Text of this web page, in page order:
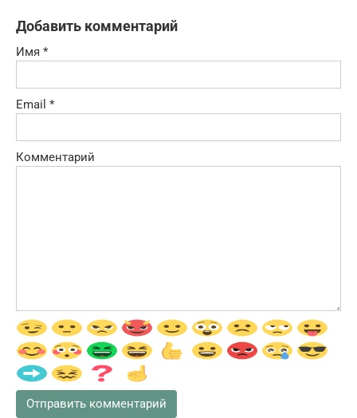
Добавить комментарий
Имя *
Email *
Комментарий